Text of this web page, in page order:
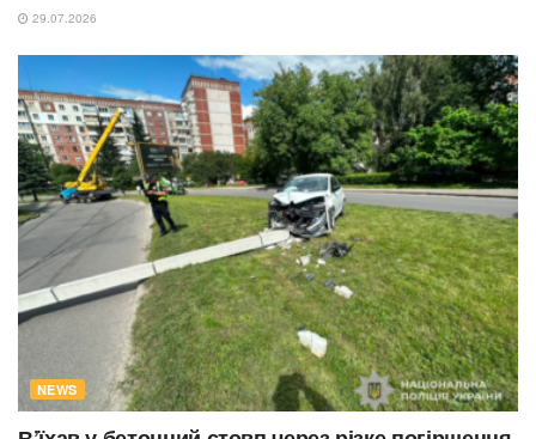
29.07.2026
NEWS